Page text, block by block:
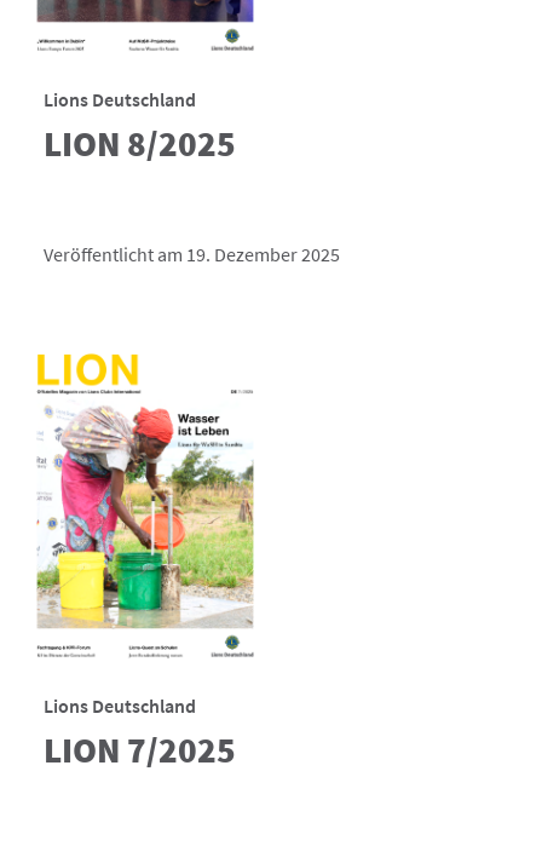
Lions Deutschland
LION 8/2025
Veröffentlicht am 19. Dezember 2025
Lions Deutschland
LION 7/2025